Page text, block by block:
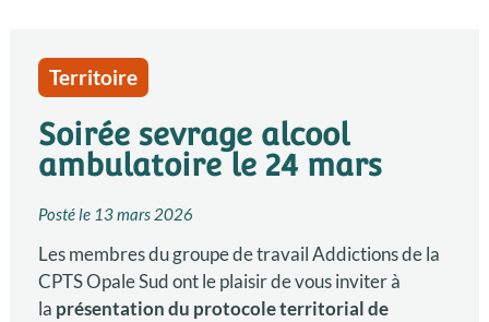
Territoire
Soirée sevrage alcool
ambulatoire le 24 mars
Posté le 13 mars 2026
Les membres du groupe de travail Addictions de la
CPTS Opale Sud ont le plaisir de vous inviter à
la présentation du protocole territorial de